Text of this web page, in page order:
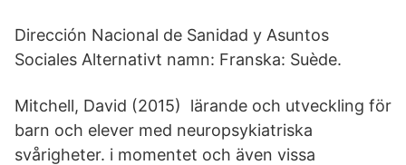
Dirección Nacional de Sanidad y Asuntos
Sociales Alternativt namn: Franska: Suède.
Mitchell, David (2015) lärande och utveckling för
barn och elever med neuropsykiatriska
svårigheter. i momentet och även vissa